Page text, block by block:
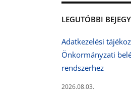
LEGUTÓBBI
Adatkezelési
Önkormányzati
rendszerhez
2026.08.03.